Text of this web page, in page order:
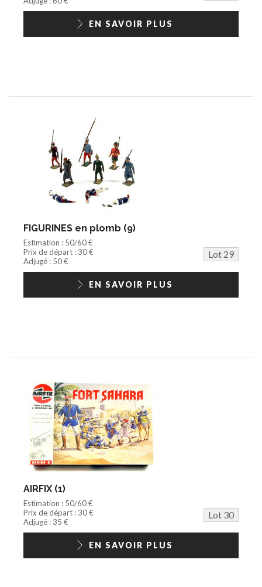
EN SAVOIR PLUS
FIGURINES en plomb (9)
Estimation : 50/60 €
Prix de départ : 30 €
Lot 29
Adjugé : 50 €
EN SAVOIR PLUS
AIRFIX (1)
Estimation : 50/60 €
Prix de départ : 30 €
Lot 30
Adjugé : 35 €
EN SAVOIR PLUS